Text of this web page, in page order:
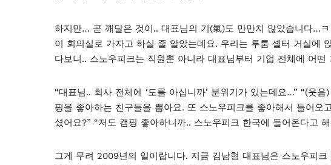
하지만… 곧 깨달은 것이.. 대표님의 기(氣)도 만만치 않았습니다…
이 회의실로 가자고 하실 줄 알았는데요. 우리는 투룸 셸터 거실에
다보니.. 스노우피크는 직원뿐 아니라 대표님부터 기업 전체에 어
“대표님.. 회사 전체에 ‘도를 아십니까’ 분위기가 있는데요…” “(웃
핑을 좋아하는 친구들을 뽑아요. 또 스노우피크를 좋아해서 들어오
셨어요?” “저도 캠핑 좋아하니까.. 스노우피크 한국에 들어온다고
그게 무려 2009년의 일이랍니다. 지금 김남형 대표님은 스노우피